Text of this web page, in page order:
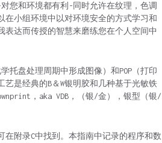
您和环境都有利-同时允许在纹理，色调
小组环境中以对环境安全的方式学习和
达而传授的智慧来磨练您在个人空间中
托盘处理周期中形成图像）和POP（打印
是经典的B＆W银明胶和几种基于光敏铁
，aka VDB，（银/金），银型（银/
附录C中找到。本指南中记录的程序和数